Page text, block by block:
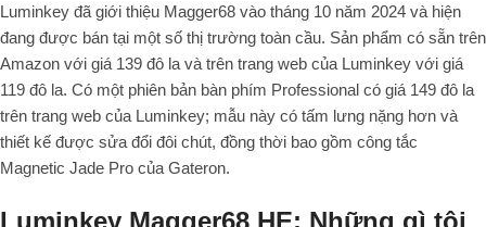
Luminkey đã giới thiệu Magger68 vào tháng 10 năm 2024 và hiện
đang được bán tại một số thị trường toàn cầu. Sản phẩm có sẵn trên
Amazon với giá 139 đô la và trên trang web của Luminkey với giá
119 đô la. Có một phiên bản bàn phím Professional có giá 149 đô la
trên trang web của Luminkey; mẫu này có tấm lưng nặng hơn và
thiết kế được sửa đổi đôi chút, đồng thời bao gồm công tắc
Magnetic Jade Pro của Gateron.
Luminkey Magger68 HE: Những gì tôi